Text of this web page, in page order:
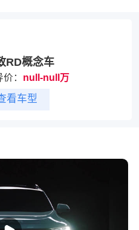
RD概念车
： null-null万
看车型